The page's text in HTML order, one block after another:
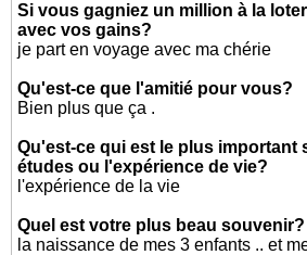
Si vous gagniez un million à la
avec vos gains?
je part en voyage avec ma chérie
Qu'est-ce que l'amitié pour vous?
Bien plus que ça .
Qu'est-ce qui est le plus important
études ou l'expérience de vie?
l'expérience de la vie
Quel est votre plus beau souvenir?
la naissance de mes 3 enfants .. et